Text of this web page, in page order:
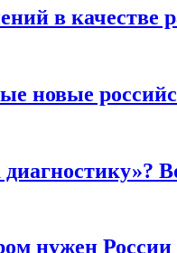
в качестве
новые
нужен России